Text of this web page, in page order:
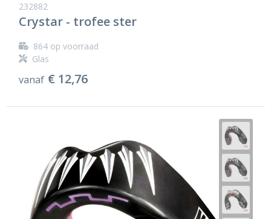
232882
Crystar - trofee ster
864op voorraad
Glas
vanaf € 12,76